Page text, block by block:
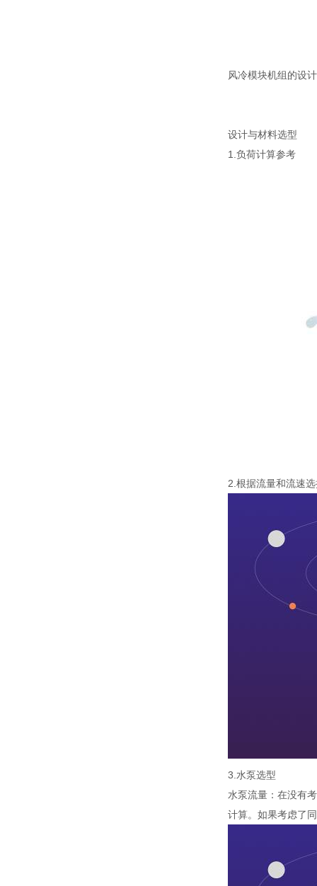
风冷模块机组的设
设计与材料选型
1.负荷计算参考
2.根据流量和流速
3.水泵选型
水泵流量：在没有
计算。如果考虑了